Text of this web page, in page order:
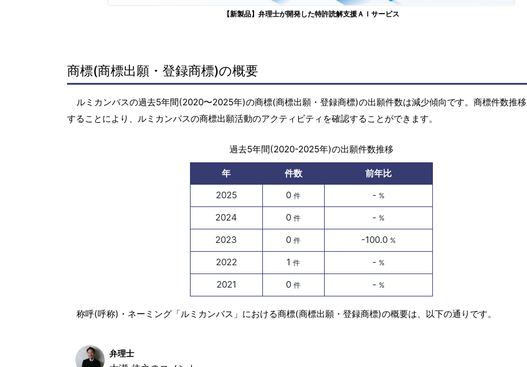
【新製品】弁理士が開発した特許読解支援ＡＩサービス
商標(商標出願・登録商標)の概要
ルミカンバスの過去5年間(2020〜2025年)の商標(商標出願・登録商標)の出願件数は減少傾向です。商標件数推
することにより、ルミカンバスの商標出願活動のアクティビティを確認することができます。
過去5年間(2020-2025年)の出願件数推移
年 件数
前年比
2025
0件 - %
2024 0件 - %
2023 0件 -100.0 %
2022 1件 - %
2021 0件 - %
称呼(呼称)・ネーミング「ルミカンバス」における商標(商標出願・登録商標)の概要は、以下の通りです。
弁理士